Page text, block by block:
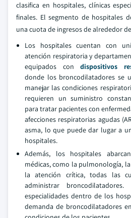
clasifica en hospitales, clínicas
finales. El segmento de hospitales
una cuota de ingresos de alrededor
Los hospitales cuentan con
atención respiratoria y
equipados con dispositivos
donde los broncodilatadores se
manejar las condiciones
requieren un suministro
para tratar pacientes con
afecciones respiratorias agudas
asma, lo que puede dar lugar a
hospitales.
Además, los hospitales
médicas, como la pulmonología,
la atención crítica, todas las
administrar
especialidades dentro de los
demanda de broncodilatadores